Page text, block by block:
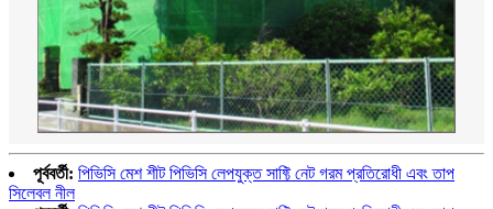
পূর্ববর্তী: পিভিসি মেশ শীট পিভিসি লেপযুক্ত সাফ্টি নেট গরম প্রতিরোধী এবং তাপ
সিলেবল নীল